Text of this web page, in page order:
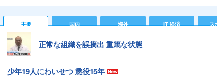
主要 国内 海外 IT 経済 ス
正常な組織を誤摘出 重篤な状態
少年19人にわいせつ 懲役15年